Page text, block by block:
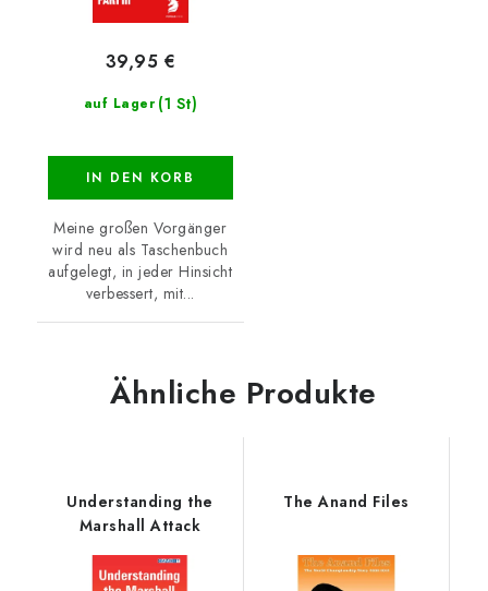
auf Lager (1 St)
39,95 €
IN DEN KORB
Meine großen Vorgänger
wird neu als Taschenbuch
aufgelegt, in jeder Hinsicht
verbessert, mit...
Ähnliche Produkte
Understanding the
Marshall Attack
The Anand Files